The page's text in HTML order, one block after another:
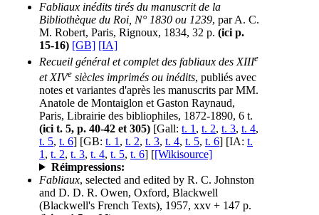
Fabliaux inédits tirés du manuscrit de la
Bibliothèque du Roi, N° 1830 ou 1239, par A. C.
M. Robert, Paris, Rignoux, 1834, 32 p. (ici p.
15-16) [GB] [IA]
Recueil général et complet des fabliaux des XIIIe
et XIVe siècles imprimés ou inédits, publiés avec
notes et variantes d'après les manuscrits par MM.
Anatole de Montaiglon et Gaston Raynaud,
Paris, Librairie des bibliophiles, 1872-1890, 6 t.
(ici t. 5, p. 40-42 et 305) [Gall: t. 1 , t. 2, t. 3, t. 4,
t. 5, t. 6] [GB: t. 1 , t. 2, t. 3, t. 4, t. 5, t. 6] [IA: t.
1 , t. 2, t. 3, t. 4, t. 5, t. 6] [[Wikisource]
Réimpressions:
Fabliaux, selected and edited by R. C. Johnston
and D. D. R. Owen, Oxford, Blackwell
(Blackwell's French Texts), 1957, xxv + 147 p.